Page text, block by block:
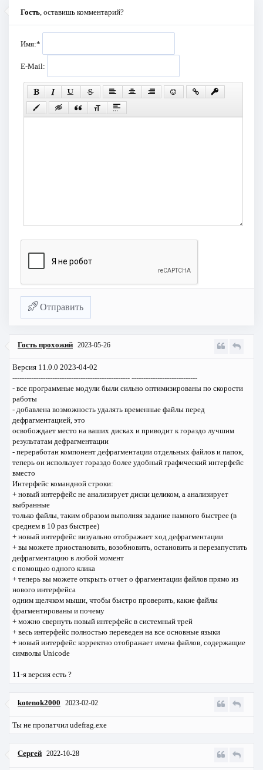
Гость , оставишь комментарий?
Имя:*
E-Mail:
Отправить
Гость прохожий 2023-05-26
Версия 11.0.0 2023-04-02
-------------------------------------------------- ----------------------------
- все программные модули были сильно оптимизированы по скорости
работы
- добавлена возможность удалять временные файлы перед
дефрагментацией, это
освобождает место на ваших дисках и приводит к гораздо лучшим
результатам дефрагментации
- переработан компонент дефрагментации отдельных файлов и папок,
теперь он использует гораздо более удобный графический интерфейс
вместо
Интерфейс командной строки:
+ новый интерфейс не анализирует диски целиком, а анализирует
выбранные
только файлы, таким образом выполняя задание намного быстрее (в
среднем в 10 раз быстрее)
+ новый интерфейс визуально отображает ход дефрагментации
+ вы можете приостановить, возобновить, остановить и перезапустить
дефрагментацию в любой момент
с помощью одного клика
+ теперь вы можете открыть отчет о фрагментации файлов прямо из
нового интерфейса
одним щелчком мыши, чтобы быстро проверить, какие файлы
фрагментированы и почему
+ можно свернуть новый интерфейс в системный трей
+ весь интерфейс полностью переведен на все основные языки
+ новый интерфейс корректно отображает имена файлов, содержащие
символы Unicode
11-я версия есть ?
kotenok2000 2023-02-02
Ты не пропатчил udefrag.exe
Сергей 2022-10-28